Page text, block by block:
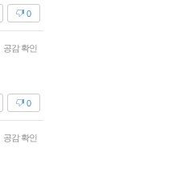
0
공감 확인
0
공감 확인